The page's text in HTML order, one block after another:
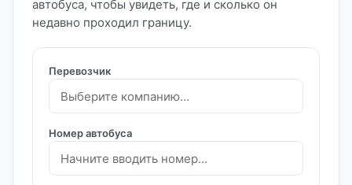
автобуса, чтобы увидеть, где и сколько он
недавно проходил границу.
Перевозчик
Номер автобуса